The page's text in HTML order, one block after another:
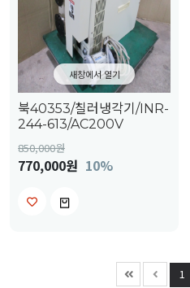
새창에서 열기
북40353/칠러냉각기/INR-
244-613/AC200V
850,000원
770,000원 10%
1